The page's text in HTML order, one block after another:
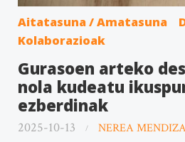
Aitatasuna / Amatasuna
Kolaborazioak
Gurasoen arteko
nola kudeatu
ezberdinak
2025-10-13 NEREA